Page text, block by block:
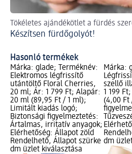
Tökéletes ajándékötlet a fürdés
Készítsen fürdőgolyót!
Hasonló termékek
Márka: glade; Terméknév:
Elektromos légfrissítő
utántöltő Floral Cherries,
20 ml; Ár: 1 799 Ft; Alapár:
20 ml (89,95 Ft / 1 ml);
Limitált kiadás logó;
Biztonsági figyelmeztetés:
Ártalmas, irritatív anyagok;
Elérhetőség: Állapot zöld
Rendelhető, Állapot szürke
dm üzlet kiválasztása
Márka:
szellő
1 199
(4,00 Ft
dm